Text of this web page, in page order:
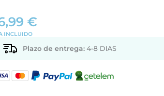
€
INCLUIDO
Plazo de entrega:4-8 DIAS